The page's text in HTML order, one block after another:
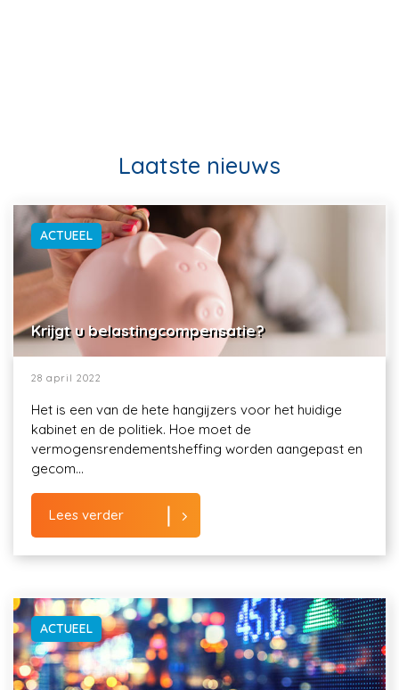
Laatste nieuws
ACTUEEL
Krijgt u belastingcompensatie?
28 april 2022
Het is een van de hete hangijzers voor het huidige
kabinet en de politiek. Hoe moet de
vermogensrendementsheffing worden aangepast en
gecom...
Lees verder
ACTUEEL